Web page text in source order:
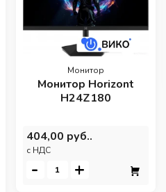
Монитор
Монитор Horizont
H24Z180
404,00 руб..
c НДС
- +